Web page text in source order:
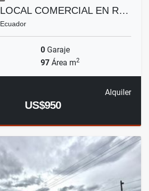
COMERCIAL EN R…
0 Garaje
97 Área m2
Alquiler
US$950